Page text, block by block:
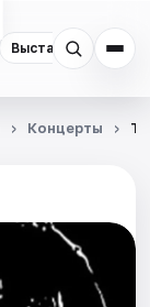
Выставки
Концерты